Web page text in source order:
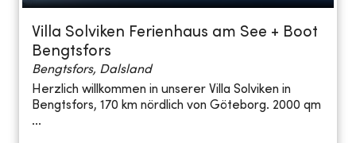
Villa Solviken Ferienhaus am See + Boot
Bengtsfors
Bengtsfors, Dalsland
Herzlich willkommen in unserer Villa Solviken in
Bengtsfors, 170 km nördlich von Göteborg. 2000 qm
...